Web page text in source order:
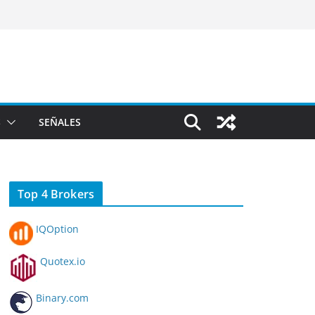
SEÑALES
Top 4 Brokers
IQOption
Quotex.io
Binary.com